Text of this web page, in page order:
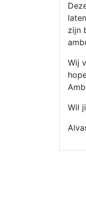
zijn
Wij
Wil